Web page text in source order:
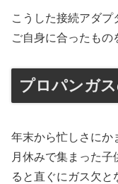
こうした接続アダプ
ご自身に合ったもの
プロパンガ
年末から忙しさにか
月休みで集まった
ると直ぐにガス欠と